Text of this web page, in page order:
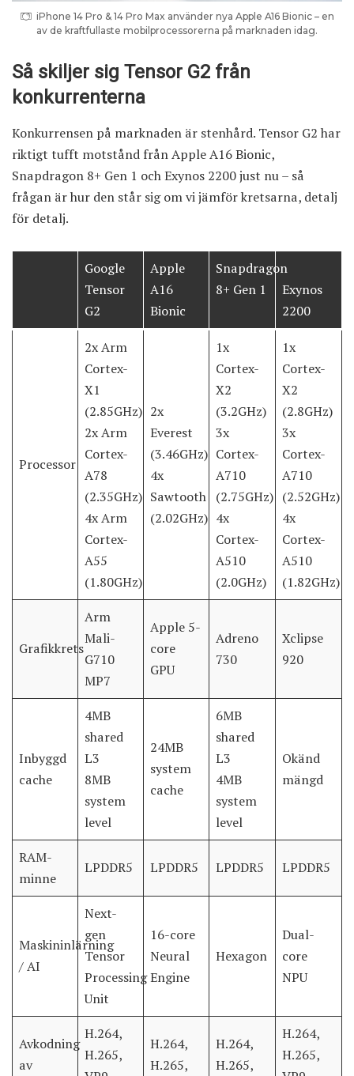
iPhone 14 Pro & 14 Pro Max använder nya Apple A16 Bionic – en
av de kraftfullaste mobilprocessorerna på marknaden idag.
Så skiljer sig Tensor G2 från
konkurrenterna
Konkurrensen på marknaden är stenhård. Tensor G2 har
riktigt tufft motstånd från Apple A16 Bionic,
Snapdragon 8+ Gen 1 och Exynos 2200 just nu – så
frågan är hur den står sig om vi jämför kretsarna, detalj
för detalj.
Google
Tensor
G2
Apple
A16
Bionic
Snapdragon
8+ Gen 1
Exynos
2200
Processor
2x Arm
Cortex-
X1
(2.85GHz)
2x Arm
Cortex-
A78
(2.35GHz)
4x Arm
Cortex-
A55
(1.80GHz)
2x
Everest
(3.46GHz)
4x
Sawtooth
(2.02GHz)
1x
Cortex-
X2
(3.2GHz)
3x
Cortex-
A710
(2.75GHz)
4x
Cortex-
A510
(2.0GHz)
1x
Cortex-
X2
(2.8GHz)
3x
Cortex-
A710
(2.52GHz)
4x
Cortex-
A510
(1.82GHz)
Grafikkrets
Arm
Mali-
G710
MP7
Apple 5-
core
GPU
Adreno
730
Xclipse
920
Inbyggd
cache
4MB
shared
L3
8MB
system
level
24MB
system
cache
6MB
shared
L3
4MB
system
level
Okänd
mängd
RAM-
minne
LPDDR5 LPDDR5 LPDDR5 LPDDR5
Maskininlärning
/ AI
Next-
gen
Tensor
Processing
Unit
16-core
Neural
Engine
Hexagon
Dual-
core
NPU
Avkodning
av
H.264,
H.265,
H.264,
H.265,
H.264,
H.265,
H.264,
H.265,